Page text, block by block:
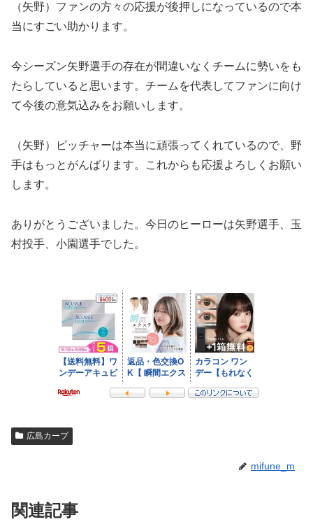
（矢野）ファンの方々の応援が後押しになっているので本
当にすごい助かります。
今シーズン矢野選手の存在が間違いなくチームに勢いをも
たらしていると思います。チームを代表してファンに向け
て今後の意気込みをお願いします。
（矢野）ピッチャーは本当に頑張ってくれているので、野
手はもっとがんばります。これからも応援よろしくお願い
します。
ありがとうございました。今日のヒーローは矢野選手、玉
村投手、小園選手でした。
広島カープ
mifune_m
関連記事